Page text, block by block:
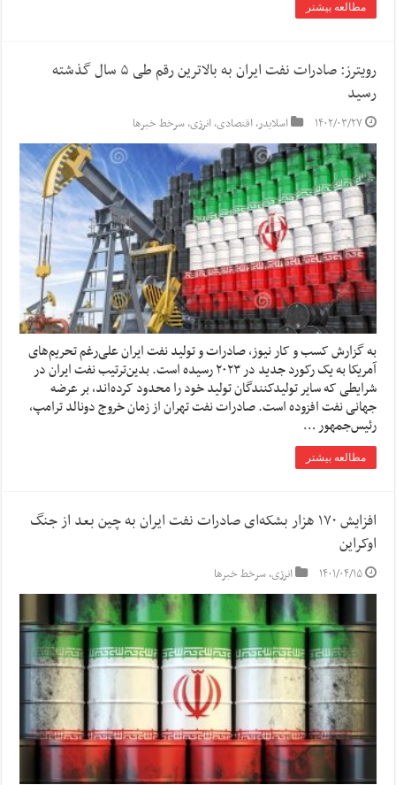
مطالعه بیشتر
رویترز: صادرات نفت ایران به بالاترین رقم طی ۵ سال گذشته
رسید
۱۴۰۲/۰۳/۲۷ اسلایدر,اقتصادی,انرژی,سرخط خبرها
به گزارش کسب و کار نیوز، صادرات و تولید نفت ایران علی‌رغم تحریم‌های
آمریکا به یک رکورد جدید در ۲۰۲۳ رسیده است. بدین‌ترتیب نفت ایران در
شرایطی که سایر تولیدکنندگان تولید خود را محدود کرده‌اند، بر عرضه
جهانی نفت افزوده است. صادرات نفت تهران از زمان خروج دونالد ترامپ،
رئیس‌جمهور …
مطالعه بیشتر
افزایش ۱۷۰ هزار بشکه‌ای صادرات نفت ایران به چین بعد از جنگ
اوکراین
۱۴۰۱/۰۴/۱۵ انرژی,سرخط خبرها